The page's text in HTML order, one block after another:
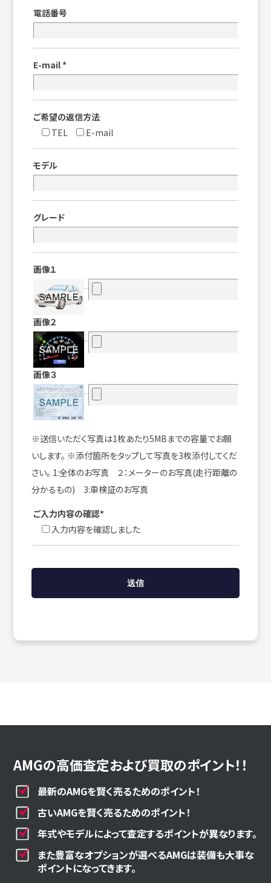
電話番号
E-mail *
ご希望の返信方法
TEL
E-mail
モデル
グレード
画像１
画像２
画像３
※送信いただく写真は1枚あたり5MBまでの容量でお願
いします。 ※添付箇所をタップして写真を3枚添付してくだ
さい。 1:全体のお写真 ２：メーターのお写真(走行距離の
分かるもの) 3:車検証のお写真
ご入力内容の確認*
入力内容を確認しました
AMGの高価査定および買取のポイント！！
最新のAMGを賢く売るためのポイント！
古いAMGを賢く売るためのポイント！
年式やモデルによって査定するポイントが異なります。
また豊富なオプションが選べるAMGは装備も大事な
ポイントになってきます。